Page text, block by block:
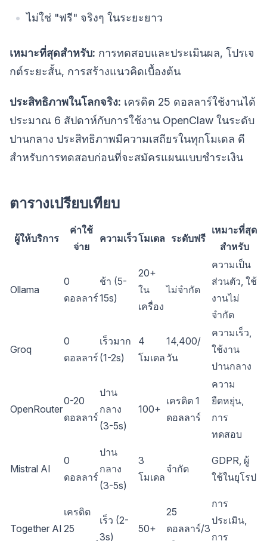
ไม่ใช่ "ฟรี" จริงๆ ในระยะยาว
เหมาะที่สุดสำหรับ: การทดสอบและประเมินผล, โปรเจ
กต์ระยะสั้น, การสร้างแนวคิดเบื้องต้น
ประสิทธิภาพในโลกจริง: เครดิต 25 ดอลลาร์ใช้งานได้
ประมาณ 6 สัปดาห์กับการใช้งาน OpenClaw ในระดับ
ปานกลาง ประสิทธิภาพมีความเสถียรในทุกโมเดล ดี
สำหรับการทดสอบก่อนที่จะสมัครแผนแบบชำระเงิน
ตารางเปรียบเทียบ
ผู้ให้บริการ
ค่าใช้
จ่าย
ความเร็วโมเดล ระดับฟรี
เหมาะที่สุด
สำหรับ
Ollama
0
ดอลลาร์
ช้า (5-
15s)
20+
ใน
เครื่อง
ไม่จำกัด
ความเป็น
ส่วนตัว, ใช้
งานไม่
จำกัด
Groq
0
ดอลลาร์
เร็วมาก
(1-2s)
4
โมเดล
14,400/
วัน
ความเร็ว,
ใช้งาน
ปานกลาง
OpenRouter
0-20
ดอลลาร์
ปาน
กลาง
(3-5s)
100+
เครดิต 1
ดอลลาร์
ความ
ยืดหยุ่น,
การ
ทดสอบ
Mistral AI
0
ดอลลาร์
ปาน
กลาง
(3-5s)
3
โมเดล
จำกัด
GDPR, ผู้
ใช้ในยุโรป
Together AI
เครดิต
25
เร็ว (2-
3s)
50+
25
ดอลลาร์/3
การ
ประเมิน,
การ